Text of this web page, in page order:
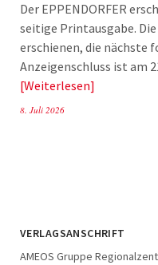
Der EPPENDORFER
seitige Printausgabe.
erschienen, die nächste
Anzeigenschluss ist
Weiterlesen
8. Juli 2026
VERLAGSANSCHRIFT
AMEOS Gruppe